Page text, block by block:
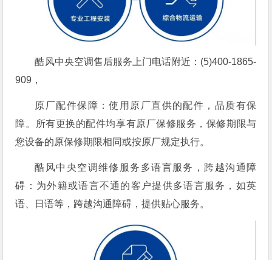
酷风中央空调售后服务上门电话附近：(5)400-1865-
909，
原厂配件保障：使用原厂直供的配件，品质有保
障。所有更换的配件均享有原厂保修服务，保修期限与
您设备的原保修期限相同或按原厂规定执行。
酷风中央空调维修服务多语言服务，跨越沟通障
碍：为外籍或语言不通的客户提供多语言服务，如英
语、日语等，跨越沟通障碍，提供贴心服务。